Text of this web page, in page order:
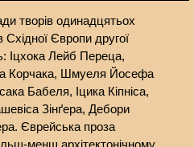
творів одинадцятьох
Європи другої
Іцхока Лейб Переца,
Корчака, Шмуеля Йосефа
Бабеля, Іцика Кіпніса,
Зінґера, Дебори
Єврейська проза
менш архітектонічному